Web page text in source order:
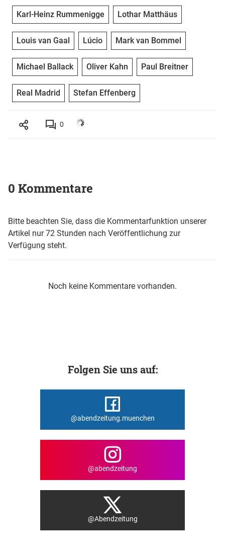
Karl-Heinz Rummenigge Lothar Matthäus
Louis van Gaal Lúcio Mark van Bommel
Michael Ballack Oliver Kahn Paul Breitner
Real Madrid Stefan Effenberg
0
0 Kommentare
Bitte beachten Sie, dass die Kommentarfunktion unserer
Artikel nur 72 Stunden nach Veröffentlichung zur
Verfügung steht.
Noch keine Kommentare vorhanden.
Folgen Sie uns auf:
@abendzeitung.muenchen
@abendzeitung
@Abendzeitung